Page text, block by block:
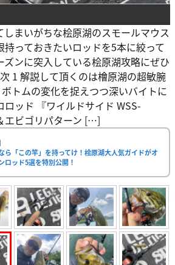
まいがちな桧原湖のスモールマウス
っておきたいロッドを5本に絞って
ンに突入している桧原湖攻略にぜひ
1 解説して頂くのは檜原湖の超敏腕
トムの変化を捉えつつ深いバイトに
ッド 『ワイルドサイド WSS-
エビゴリパターン […]
ら「この竿」を持ってけ！桧原湖大人気ガイドがオ
ロッド5選を特別公開！